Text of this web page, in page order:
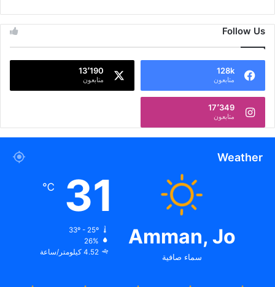
Follow Us
128k
متابعون
13٬190
متابعون
17٬349
متابعون
Weather
Amman, Jo
سماء صافية
31
℃
33º - 25º
26%
4.52 كيلومتر/ساعة